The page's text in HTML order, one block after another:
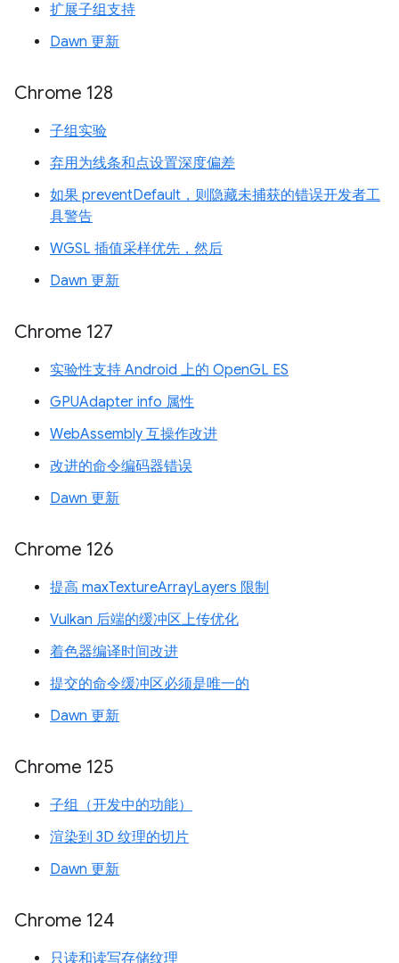
扩展子组支持
Dawn 更新
Chrome 128
子组实验
弃用为线条和点设置深度偏差
如果 preventDefault，则隐藏未捕获的错误开发者工
具警告
WGSL 插值采样优先，然后
Dawn 更新
Chrome 127
实验性支持 Android 上的 OpenGL ES
GPUAdapter info 属性
WebAssembly 互操作改进
改进的命令编码器错误
Dawn 更新
Chrome 126
提高 maxTextureArrayLayers 限制
Vulkan 后端的缓冲区上传优化
着色器编译时间改进
提交的命令缓冲区必须是唯一的
Dawn 更新
Chrome 125
子组（开发中的功能）
渲染到 3D 纹理的切片
Dawn 更新
Chrome 124
只读和读写存储纹理